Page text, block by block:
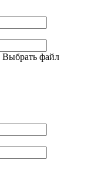
Выбрать файл